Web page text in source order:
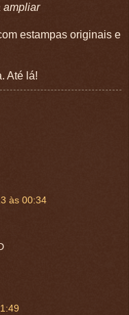
ampliar
estampas originais e
Até lá!
às 00:34